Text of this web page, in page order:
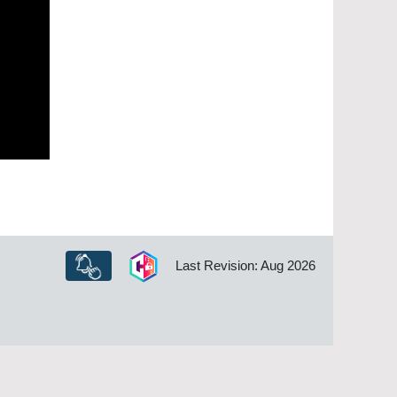
Last Revision: Aug 2026